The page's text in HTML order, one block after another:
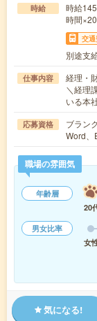
時給
時給
時間×20
交
別途支
仕事内容
経理・
＼経理
いる本
応募資格
ブラン
Word、
職場の雰囲気
年齢層
20
男女比率
女
気になる!